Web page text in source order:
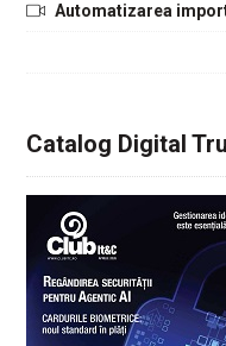
Automatizarea
Catalog Digital